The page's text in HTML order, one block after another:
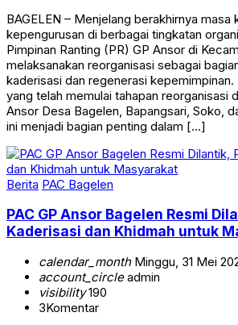
BAGELEN – Menjelang berakhirnya masa
kepengurusan di berbagai tingkatan
Pimpinan Ranting (PR) GP Ansor di
melaksanakan reorganisasi sebagai
kaderisasi dan regenerasi kepemimpinan.
yang telah memulai tahapan reorganisasi
Ansor Desa Bagelen, Bapangsari, Soko,
ini menjadi bagian penting dalam […]
Berita PAC Bagelen
PAC GP Ansor Bagelen Resmi
Kaderisasi dan Khidmah untuk
calendar_monthMinggu, 31 Mei
account_circleadmin
visibility190
3Komentar